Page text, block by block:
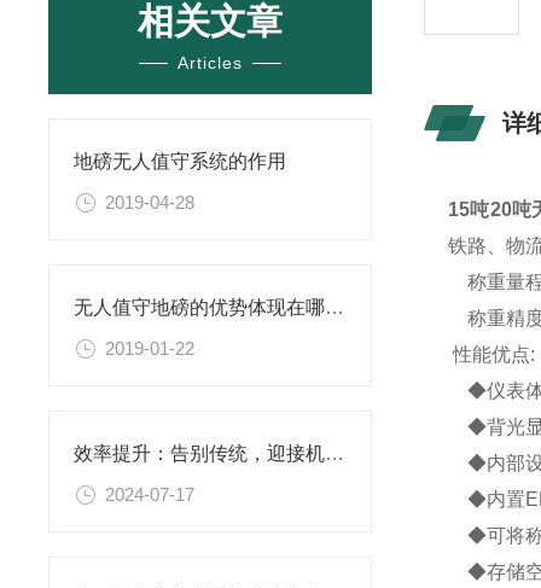
相关文章
Articles
地磅无人值守系统的作用
2019-04-28
无人值守地磅的优势体现在哪里？
2019-01-22
效率提升：告别传统，迎接机动叉车秤时代！
2024-07-17
详
15吨20吨
铁路、物
称重量程
称重精
性能优点:
◆仪表体
◆背光显
◆内部设
◆内置
◆可将称
◆存储空